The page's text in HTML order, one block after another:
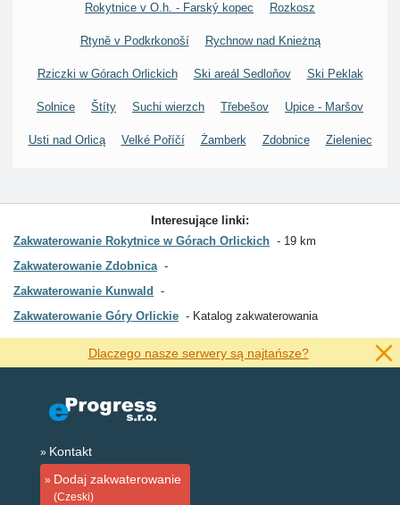
Rokytnice v O.h. - Farský kopec Rozkosz
Rtyně v Podkrkonoší Rychnow nad Knieżną
Rziczki w Górach Orlickich Ski areál Sedloňov Ski Peklak
Solnice Štíty Suchi wierzch Třebešov Upice - Maršov
Usti nad Orlicą Velké Poříčí Żamberk Zdobnice Zieleniec
Interesujące linki:
Zakwaterowanie Rokytnice w Górach Orlickich
19 km
Zakwaterowanie Zdobnica
Zakwaterowanie Kunwald
Zakwaterowanie Góry Orlickie
Katalog zakwaterowania
Dlaczego nasze serwery są najtańsze?
Kontakt
Dodaj zakwaterowanie
(Czeski)